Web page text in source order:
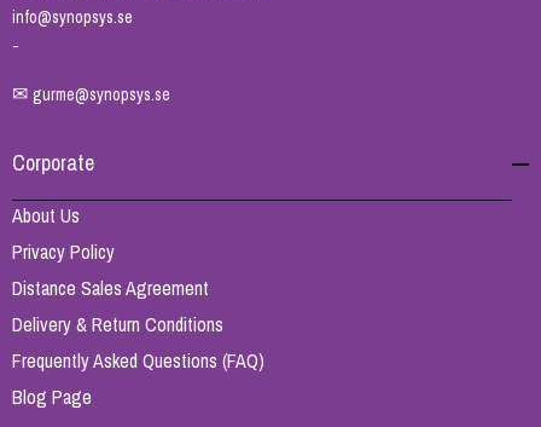
info@synopsys.se
-
✉ gurme@synopsys.se
Corporate
About Us
Privacy Policy
Distance Sales Agreement
Delivery & Return Conditions
Frequently Asked Questions (FAQ)
Blog Page